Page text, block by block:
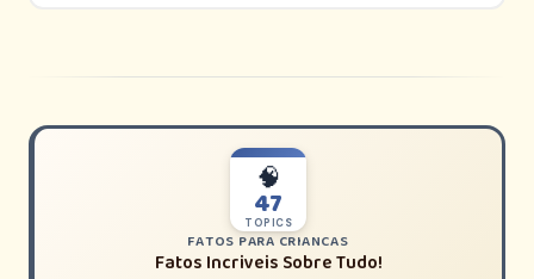
🧠
47
TOPICS
FATOS PARA CRIANCAS
Fatos Incriveis Sobre Tudo!